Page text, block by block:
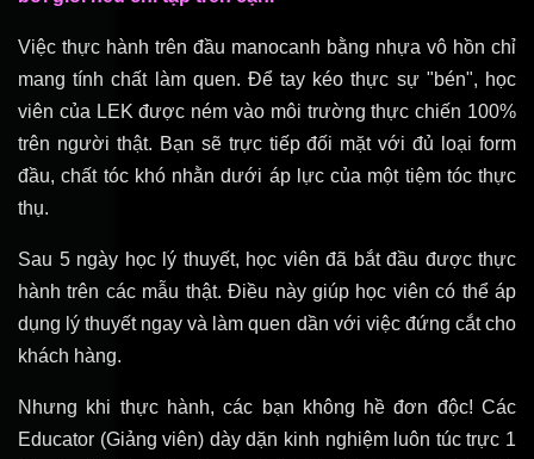
Việc thực hành trên đầu manocanh bằng nhựa vô hồn chỉ
mang tính chất làm quen. Để tay kéo thực sự "bén", học
viên của LEK được ném vào môi trường thực chiến 100%
trên người thật. Bạn sẽ trực tiếp đối mặt với đủ loại form
đầu, chất tóc khó nhằn dưới áp lực của một tiệm tóc thực
thụ.
Sau 5 ngày học lý thuyết, học viên đã bắt đầu được thực
hành trên các mẫu thật. Điều này giúp học viên có thể áp
dụng lý thuyết ngay và làm quen dần với việc đứng cắt cho
khách hàng.
Nhưng khi thực hành, các bạn không hề đơn độc! Các
Educator (Giảng viên) dày dặn kinh nghiệm luôn túc trực 1